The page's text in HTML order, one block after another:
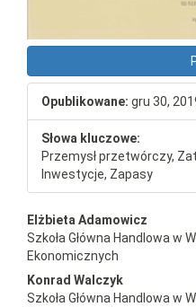
Opublikowane: gru 30,
Słowa kluczowe:
Przemysł przetwórczy,
Inwestycje, Zapasy
Elżbieta Adamowicz
Szkoła Główna Handlowa w
Ekonomicznych
Konrad Walczyk
Szkoła Główna Handlowa w